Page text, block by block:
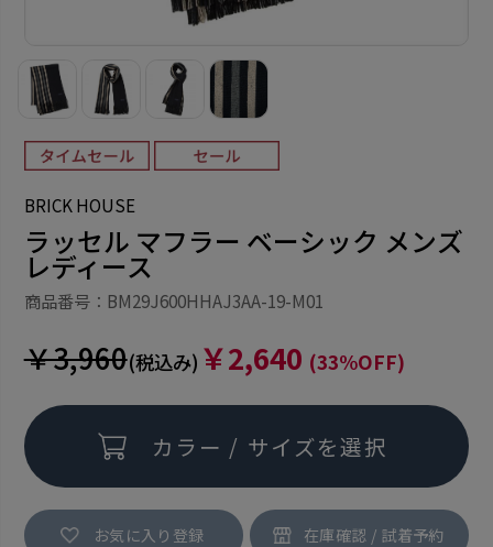
BRICK HOUSE
ラッセル マフラー ベーシック メンズ
レディース
商品番号：BM29J600HHAJ3AA-19-M01
￥3,960(税込み) ￥2,640 (33%OFF)
カラー / サイズを選択
お気に入り登録